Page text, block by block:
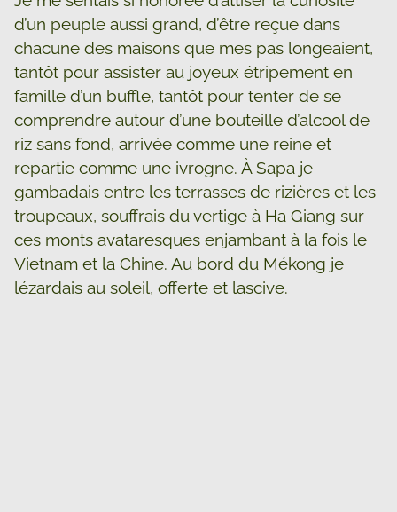
d’un peuple aussi grand, d’être reçue dans
chacune des maisons que mes pas longeaient,
tantôt pour assister au joyeux étripement en
famille d’un buffle, tantôt pour tenter de se
comprendre autour d’une bouteille d’alcool de
riz sans fond, arrivée comme une reine et
repartie comme une ivrogne. À Sapa je
gambadais entre les terrasses de rizières et les
troupeaux, souffrais du vertige à Ha Giang sur
ces monts avataresques enjambant à la fois le
Vietnam et la Chine. Au bord du Mékong je
lézardais au soleil, offerte et lascive.